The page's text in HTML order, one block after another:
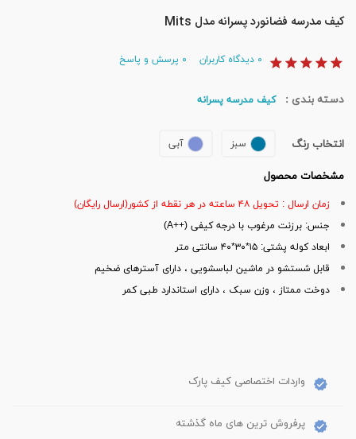
کیف مدرسه فضانورد پسرانه مدل Mits
دیدگاه کاربران پرسش و پاسخ
دسته بندی : کیف مدرسه پسرانه
انتخاب رنگ سبز آبی
مشخصات محصول
زمان ارسال : تحویل ۴۸ ساعته در هر نقطه از کشور(ارسال رایگان)
جنس: برزنت مرغوب با درجه کیفی (++A)
ابعاد کوله پشتی: ۱۵*۳۰*۴۰ سانتی متر
قابل شستشو در ماشین لباسشویی ، دارای آسترهای ضخیم
دوخت ممتاز ، وزن سبک ، دارای استاندارد طبی کمر
واردات اختصاصی کیف پارک
پرفروش ترین های ماه گذشته